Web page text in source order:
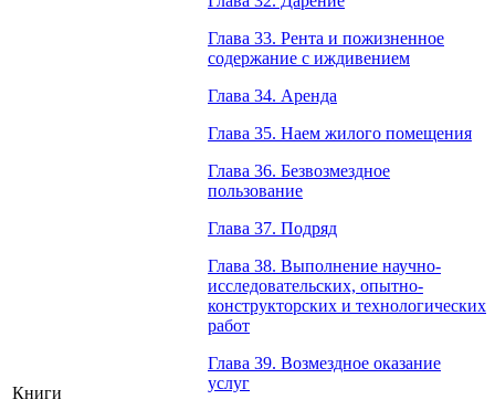
Книги
Глава 33. Рента и пожизненное
содержание с иждивением
Глава 34. Аренда
Глава 35. Наем жилого помещения
Глава 36. Безвозмездное
пользование
Глава 37. Подряд
Глава 38. Выполнение научно-
исследовательских, опытно-
конструкторских и технологических
работ
Глава 39. Возмездное оказание
услуг